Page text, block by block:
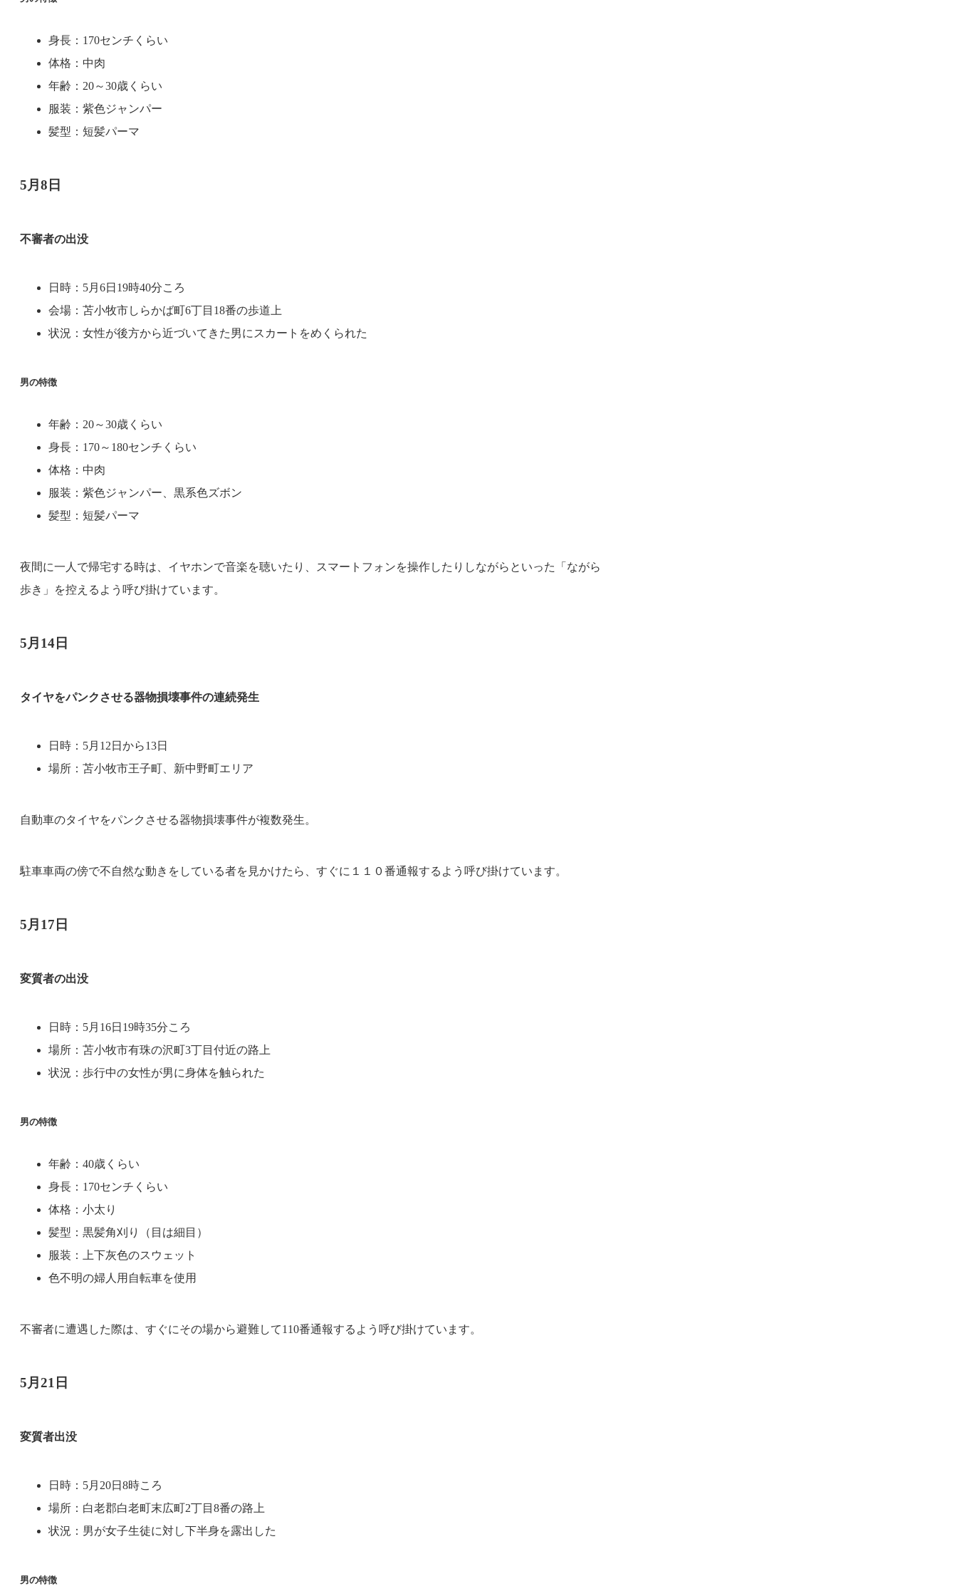
身長：170センチくらい
体格：中肉
年齢：20～30歳くらい
服装：紫色ジャンパー
髪型：短髪パーマ
5月8日
不審者の出没
日時：5月6日19時40分ころ
会場：苫小牧市しらかば町6丁目18番の歩道上
状況：女性が後方から近づいてきた男にスカートをめくられた
男の特徴
年齢：20～30歳くらい
身長：170～180センチくらい
体格：中肉
服装：紫色ジャンパー、黒系色ズボン
髪型：短髪パーマ
夜間に一人で帰宅する時は、イヤホンで音楽を聴いたり、スマートフォンを操作したりしながらといった「ながら
歩き」を控えるよう呼び掛けています。
5月14日
タイヤをパンクさせる器物損壊事件の連続発生
日時：5月12日から13日
場所：苫小牧市王子町、新中野町エリア
自動車のタイヤをパンクさせる器物損壊事件が複数発生。
駐車車両の傍で不自然な動きをしている者を見かけたら、すぐに１１０番通報するよう呼び掛けています。
5月17日
変質者の出没
日時：5月16日19時35分ころ
場所：苫小牧市有珠の沢町3丁目付近の路上
状況：歩行中の女性が男に身体を触られた
男の特徴
年齢：40歳くらい
身長：170センチくらい
体格：小太り
髪型：黒髪角刈り（目は細目）
服装：上下灰色のスウェット
色不明の婦人用自転車を使用
不審者に遭遇した際は、すぐにその場から避難して110番通報するよう呼び掛けています。
5月21日
変質者出没
日時：5月20日8時ころ
場所：白老郡白老町末広町2丁目8番の路上
状況：男が女子生徒に対し下半身を露出した
男の特徴